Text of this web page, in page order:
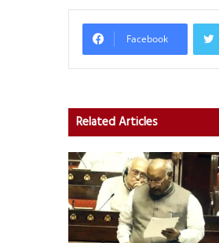
Facebook
Related Articles